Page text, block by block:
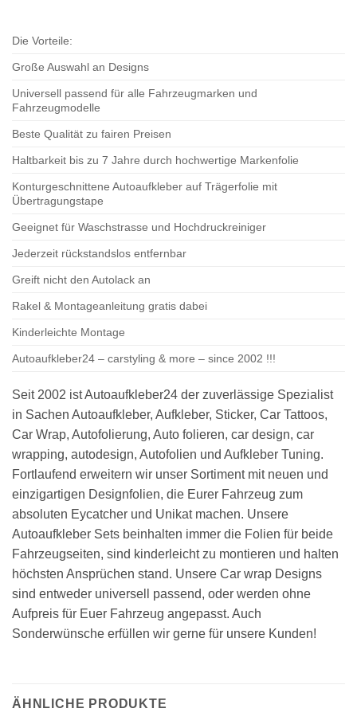
Die Vorteile:
Große Auswahl an Designs
Universell passend für alle Fahrzeugmarken und
Fahrzeugmodelle
Beste Qualität zu fairen Preisen
Haltbarkeit bis zu 7 Jahre durch hochwertige Markenfolie
Konturgeschnittene Autoaufkleber auf Trägerfolie mit
Übertragungstape
Geeignet für Waschstrasse und Hochdruckreiniger
Jederzeit rückstandslos entfernbar
Greift nicht den Autolack an
Rakel & Montageanleitung gratis dabei
Kinderleichte Montage
Autoaufkleber24 – carstyling & more – since 2002 !!!
Seit 2002 ist Autoaufkleber24 der zuverlässige Spezialist
in Sachen Autoaufkleber, Aufkleber, Sticker, Car Tattoos,
Car Wrap, Autofolierung, Auto folieren, car design, car
wrapping, autodesign, Autofolien und Aufkleber Tuning.
Fortlaufend erweitern wir unser Sortiment mit neuen und
einzigartigen Designfolien, die Eurer Fahrzeug zum
absoluten Eycatcher und Unikat machen. Unsere
Autoaufkleber Sets beinhalten immer die Folien für beide
Fahrzeugseiten, sind kinderleicht zu montieren und halten
höchsten Ansprüchen stand. Unsere Car wrap Designs
sind entweder universell passend, oder werden ohne
Aufpreis für Euer Fahrzeug angepasst. Auch
Sonderwünsche erfüllen wir gerne für unsere Kunden!
ÄHNLICHE PRODUKTE